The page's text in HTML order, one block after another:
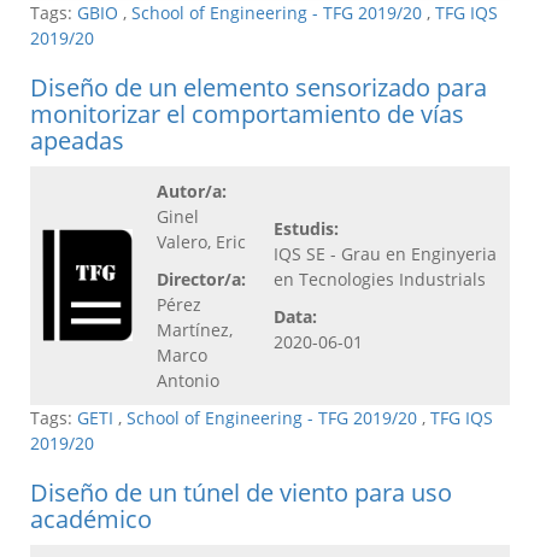
Tags: GBIO , School of Engineering - TFG 2019/20 , TFG IQS
2019/20
Diseño de un elemento sensorizado para
monitorizar el comportamiento de vías
apeadas
Autor/a:
Ginel
Valero, Eric
Director/a:
Pérez
Martínez,
Marco
Antonio
Estudis:
IQS SE - Grau en Enginyeria
en Tecnologies Industrials
Data:
2020-06-01
Tags: GETI , School of Engineering - TFG 2019/20 , TFG IQS
2019/20
Diseño de un túnel de viento para uso
académico